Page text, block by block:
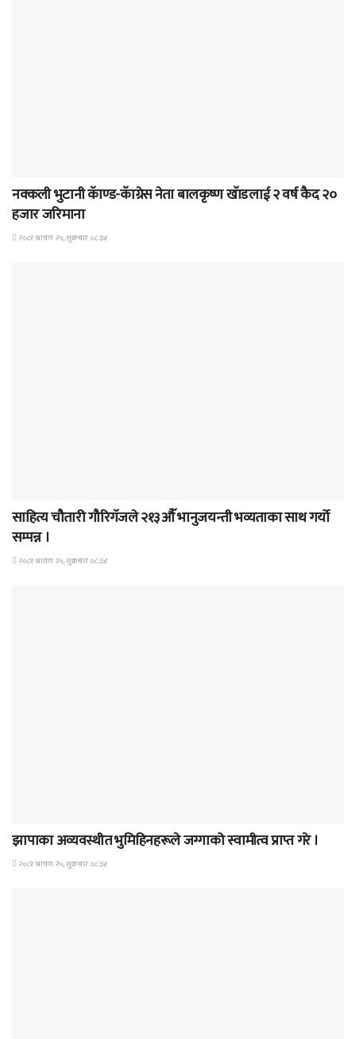
नक्कली भुटानी कॅाण्ड-कॅाग्रेस नेता बालकृष्ण खॅाडलाई २ वर्ष कैद २०
हजार जरिमाना
२०८१ श्रावण २५, शुक्रबार ०८:३४
साहित्य चौतारी गौरिगॅजले २१३औॅ भानुजयन्ती भव्यताका साथ गर्यो
सम्पन्न ।
२०८१ श्रावण २५, शुक्रबार ०८:३४
झापाका अव्यवस्थीत भुमिहिनहरूले जग्गाको स्वामीत्व प्राप्त गरे ।
२०८१ श्रावण २५, शुक्रबार ०८:३४